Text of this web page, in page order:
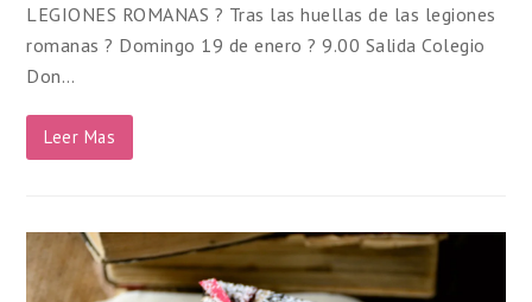
LEGIONES ROMANAS ? Tras las huellas de las legiones
romanas ? Domingo 19 de enero ? 9.00 Salida Colegio
Don…
Leer Mas